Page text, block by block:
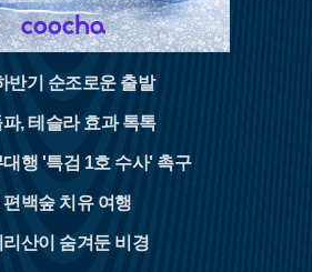
반기 순조로운 출발
, 테슬라 효과 톡톡
행 '특검 1호 수사' 촉구
백숲 치유 여행
산이 숨겨둔 비경